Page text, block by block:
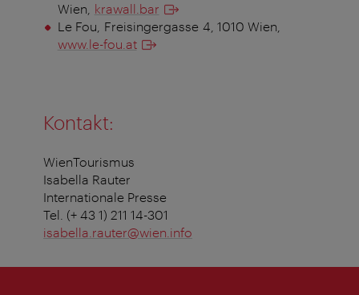
Wien, krawall.bar
Le Fou, Freisingergasse 4, 1010 Wien,
www.le-fou.at
Kontakt:
WienTourismus
Isabella Rauter
Internationale Presse
Tel. (+ 43 1) 211 14-301
isabella.rauter@wien.info